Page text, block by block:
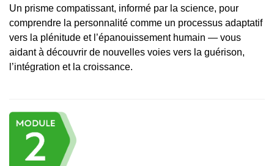
Un prisme compatissant, informé par la science, pour
comprendre la personnalité comme un processus adaptatif
vers la plénitude et l’épanouissement humain — vous
aidant à découvrir de nouvelles voies vers la guérison,
l’intégration et la croissance.